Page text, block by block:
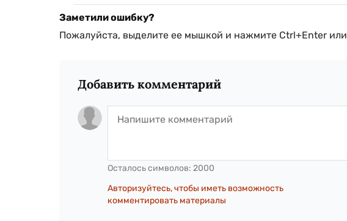
Заметили ошибку?
Пожалуйста, выделите ее мышкой и нажмите Ctrl+Enter или
Добавить комментарий
Осталось символов: 2000
Авторизуйтесь, чтобы иметь возможность
комментировать материалы